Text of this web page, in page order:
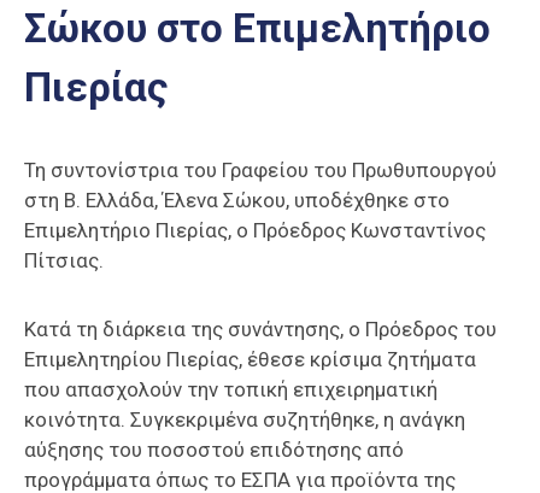
ΚΜ
Σώκου στο Επιμελητήριο
Πιερίας
Τη συντονίστρια του Γραφείου του Πρωθυπουργού
στη Β. Ελλάδα, Έλενα Σώκου, υποδέχθηκε στο
Επιμελητήριο Πιερίας, ο Πρόεδρος Κωνσταντίνος
Πίτσιας.
Κατά τη διάρκεια της συνάντησης, ο Πρόεδρος του
Επιμελητηρίου Πιερίας, έθεσε κρίσιμα ζητήματα
που απασχολούν την τοπική επιχειρηματική
κοινότητα. Συγκεκριμένα συζητήθηκε, η ανάγκη
αύξησης του ποσοστού επιδότησης από
προγράμματα όπως το ΕΣΠΑ για προϊόντα της